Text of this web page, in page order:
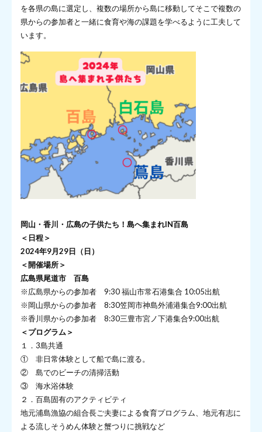
を各県の島に選定し、複数の場所から島に移動してそこで複数の
県からの参加者と一緒に食育や海の課題を学べるように工夫して
います。
岡山・香川・広島の子供たち！島へ集まれIN百島
＜日程＞
2024年9月29日（日）
＜開催場所＞
広島県尾道市 百島
※広島県からの参加者 9:30 福山市常石港集合 10:05出航
※岡山県からの参加者 8:30笠岡市神島外浦港集合9:00出航
※香川県からの参加者 8:30三豊市宮ノ下港集合9:00出航
＜プログラム＞
１．3島共通
① 非日常体験として船で島に渡る。
② 島でのビーチの清掃活動
③ 海水浴体験
２．百島固有のアクティビティ
地元浦島漁協の組合長ご夫妻による食育プログラム、地元有志に
よる流しそうめん体験と蟹つりに挑戦など